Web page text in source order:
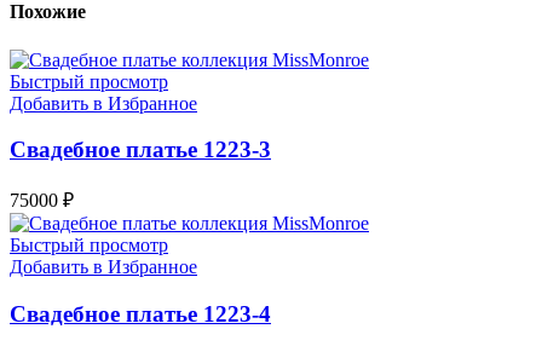
Похожие
Быстрый просмотр
Добавить в Избранное
Свадебное платье 1223-3
75000 ₽
Быстрый просмотр
Добавить в Избранное
Свадебное платье 1223-4